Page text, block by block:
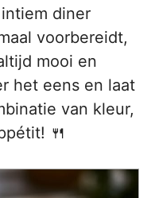
diner
voorbereidt,
mooi en
het eens en laat
van kleur,
🍴